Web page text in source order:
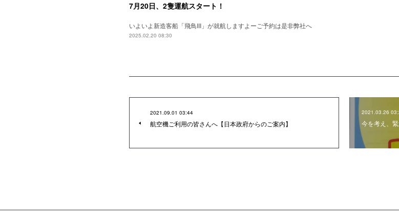
7月20日、2隻運航スタート！
いよいよ新造客船「飛鳥III」が就航しますよーご予約は是非弊社へ
2025.02.20 08:30
2021.09.01 03:44
航空機ご利用の皆さんへ【日本政府からのご案内】
2021.03.26
今を考え、